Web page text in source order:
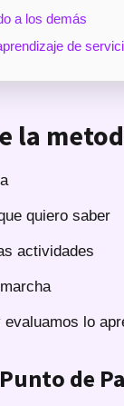
a los demás
de
la
quiero saber
actividades
lo
de